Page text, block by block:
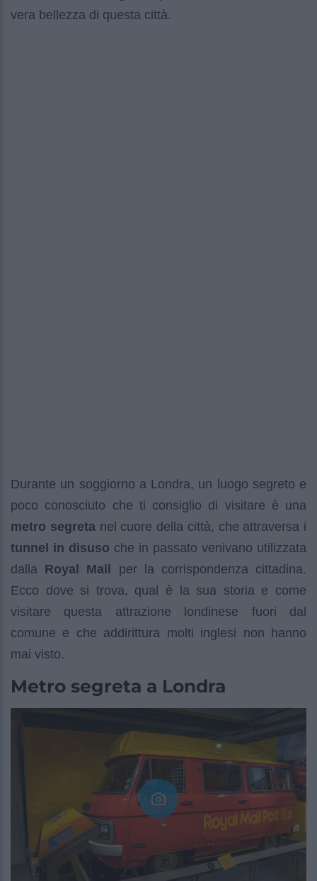
vera bellezza di questa città.
Durante un soggiorno a Londra, un luogo segreto e
poco conosciuto che ti consiglio di visitare è una
metro segretanel cuore della città, che attraversa i
tunnel in disuso che in passato venivano utilizzata
dalla Royal Mail per la corrispondenza cittadina.
Ecco dove si trova, qual è la sua storia e come
visitare questa attrazione londinese fuori dal
comune e che addirittura molti inglesi non hanno
mai visto.
Metro segreta a Londra